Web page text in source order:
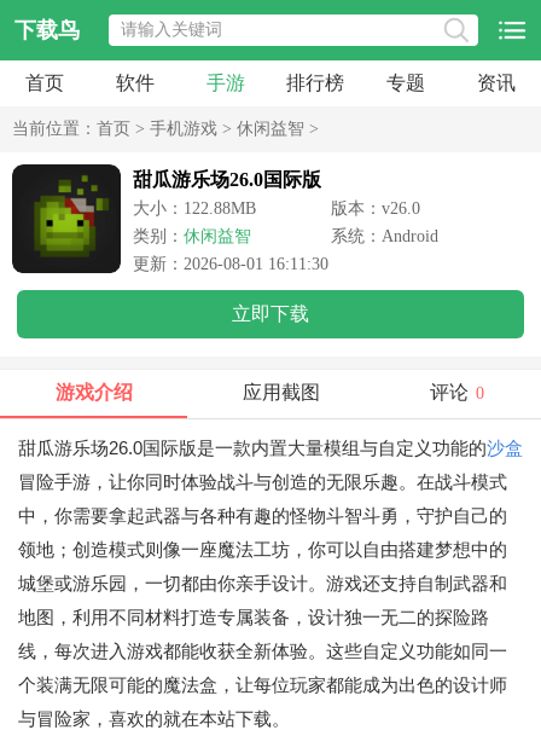
下载鸟
首页 软件 手游 排行榜 专题 资讯
当前位置： 首页 > 手机游戏 > 休闲益智 >
甜瓜游乐场26.0国际版
大小：122.88MB
版本：v26.0
类别： 休闲益智
系统：Android
更新：2026-08-01 16:11:30
立即下载
游戏介绍 应用截图 评论 0
甜瓜游乐场26.0国际版是一款内置大量模组与自定义功能的沙盒
冒险手游，让你同时体验战斗与创造的无限乐趣。在战斗模式
中，你需要拿起武器与各种有趣的怪物斗智斗勇，守护自己的
领地；创造模式则像一座魔法工坊，你可以自由搭建梦想中的
城堡或游乐园，一切都由你亲手设计。游戏还支持自制武器和
地图，利用不同材料打造专属装备，设计独一无二的探险路
线，每次进入游戏都能收获全新体验。这些自定义功能如同一
个装满无限可能的魔法盒，让每位玩家都能成为出色的设计师
与冒险家，喜欢的就在本站下载。